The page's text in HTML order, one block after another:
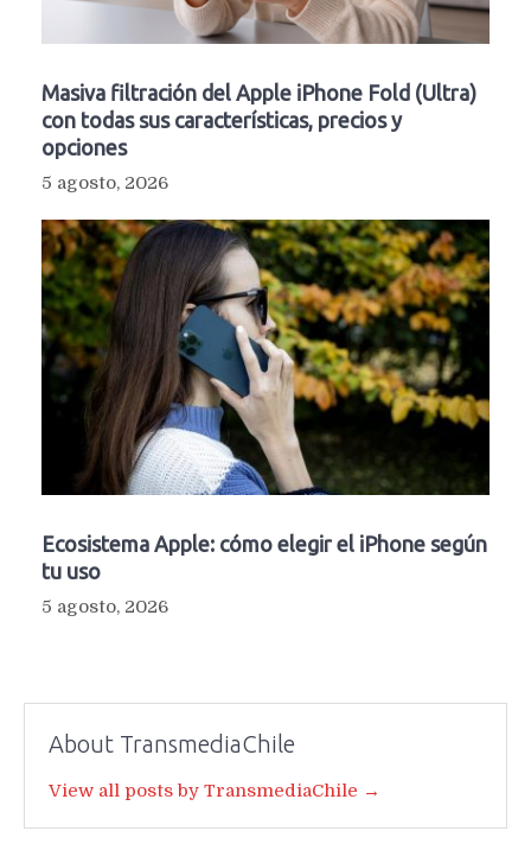
Masiva filtración del Apple iPhone Fold (Ultra)
con todas sus características, precios y
opciones
5 agosto, 2026
Ecosistema Apple: cómo elegir el iPhone según
tu uso
5 agosto, 2026
About TransmediaChile
View all posts by TransmediaChile →